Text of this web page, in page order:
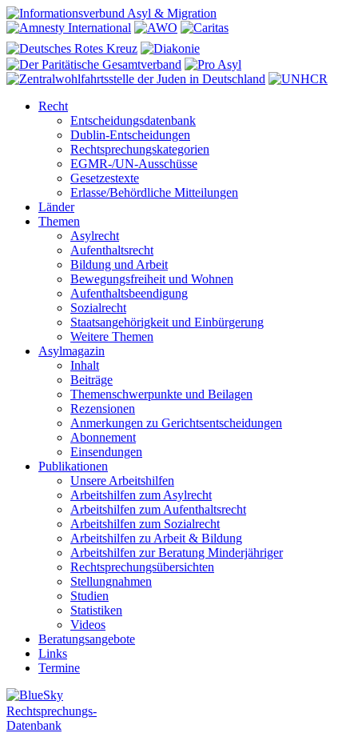
Recht
Entscheidungsdatenbank
Dublin-Entscheidungen
Rechtsprechungskategorien
EGMR-/UN-Ausschüsse
Gesetzestexte
Erlasse/Behördliche Mitteilungen
Länder
Themen
Asylrecht
Aufenthaltsrecht
Bildung und Arbeit
Bewegungsfreiheit und Wohnen
Aufenthaltsbeendigung
Sozialrecht
Staatsangehörigkeit und Einbürgerung
Weitere Themen
Asylmagazin
Inhalt
Beiträge
Themenschwerpunkte und Beilagen
Rezensionen
Anmerkungen zu Gerichtsentscheidungen
Abonnement
Einsendungen
Publikationen
Unsere Arbeitshilfen
Arbeitshilfen zum Asylrecht
Arbeitshilfen zum Aufenthaltsrecht
Arbeitshilfen zum Sozialrecht
Arbeitshilfen zu Arbeit & Bildung
Arbeitshilfen zur Beratung Minderjähriger
Rechtsprechungsübersichten
Stellungnahmen
Studien
Statistiken
Videos
Beratungsangebote
Links
Termine
Rechtsprechungs-
Datenbank